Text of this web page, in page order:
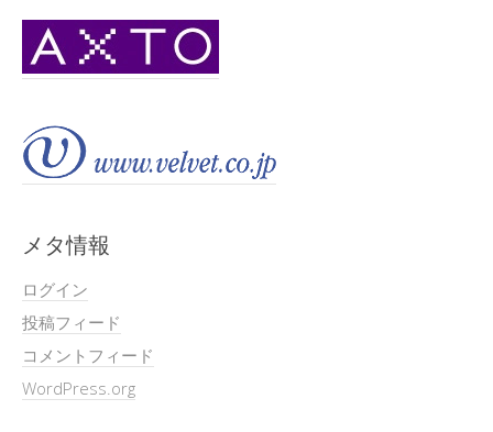
メタ情報
ログイン
投稿フィード
コメントフィード
WordPress.org